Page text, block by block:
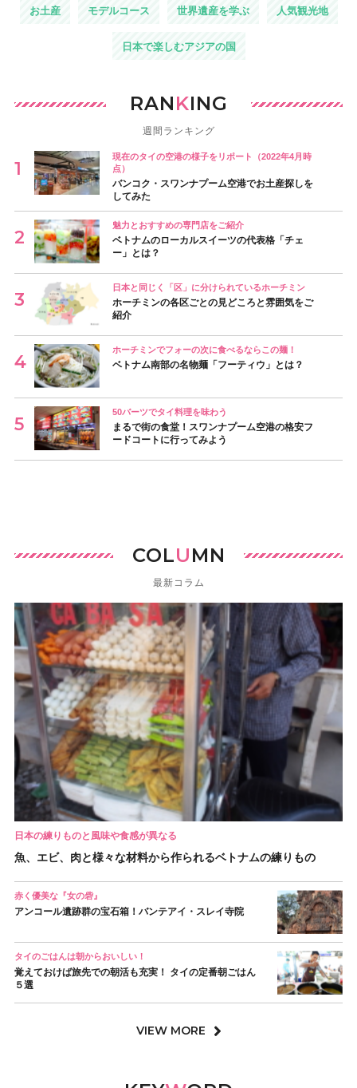
お土産 モデルコース 世界遺産を学ぶ 人気観光地
日本で楽しむアジアの国
RANKING
週間ランキング
現在のタイの空港の様子をリポート（2022年4月時
点）
バンコク・スワンナプーム空港でお土産探しを
してみた
魅力とおすすめの専門店をご紹介
ベトナムのローカルスイーツの代表格「チェ
ー」とは？
日本と同じく「区」に分けられているホーチミン
ホーチミンの各区ごとの見どころと雰囲気をご
紹介
ホーチミンでフォーの次に食べるならこの麺！
ベトナム南部の名物麺「フーティウ」とは？
50バーツでタイ料理を味わう
まるで街の食堂！スワンナプーム空港の格安フ
ードコートに行ってみよう
COLUMN
最新コラム
日本の練りものと風味や食感が異なる
魚、エビ、肉と様々な材料から作られるベトナムの練りもの
赤く優美な『女の砦』
アンコール遺跡群の宝石箱！バンテアイ・スレイ寺院
タイのごはんは朝からおいしい！
覚えておけば旅先での朝活も充実！ タイの定番朝ごはん
５選
VIEW MORE